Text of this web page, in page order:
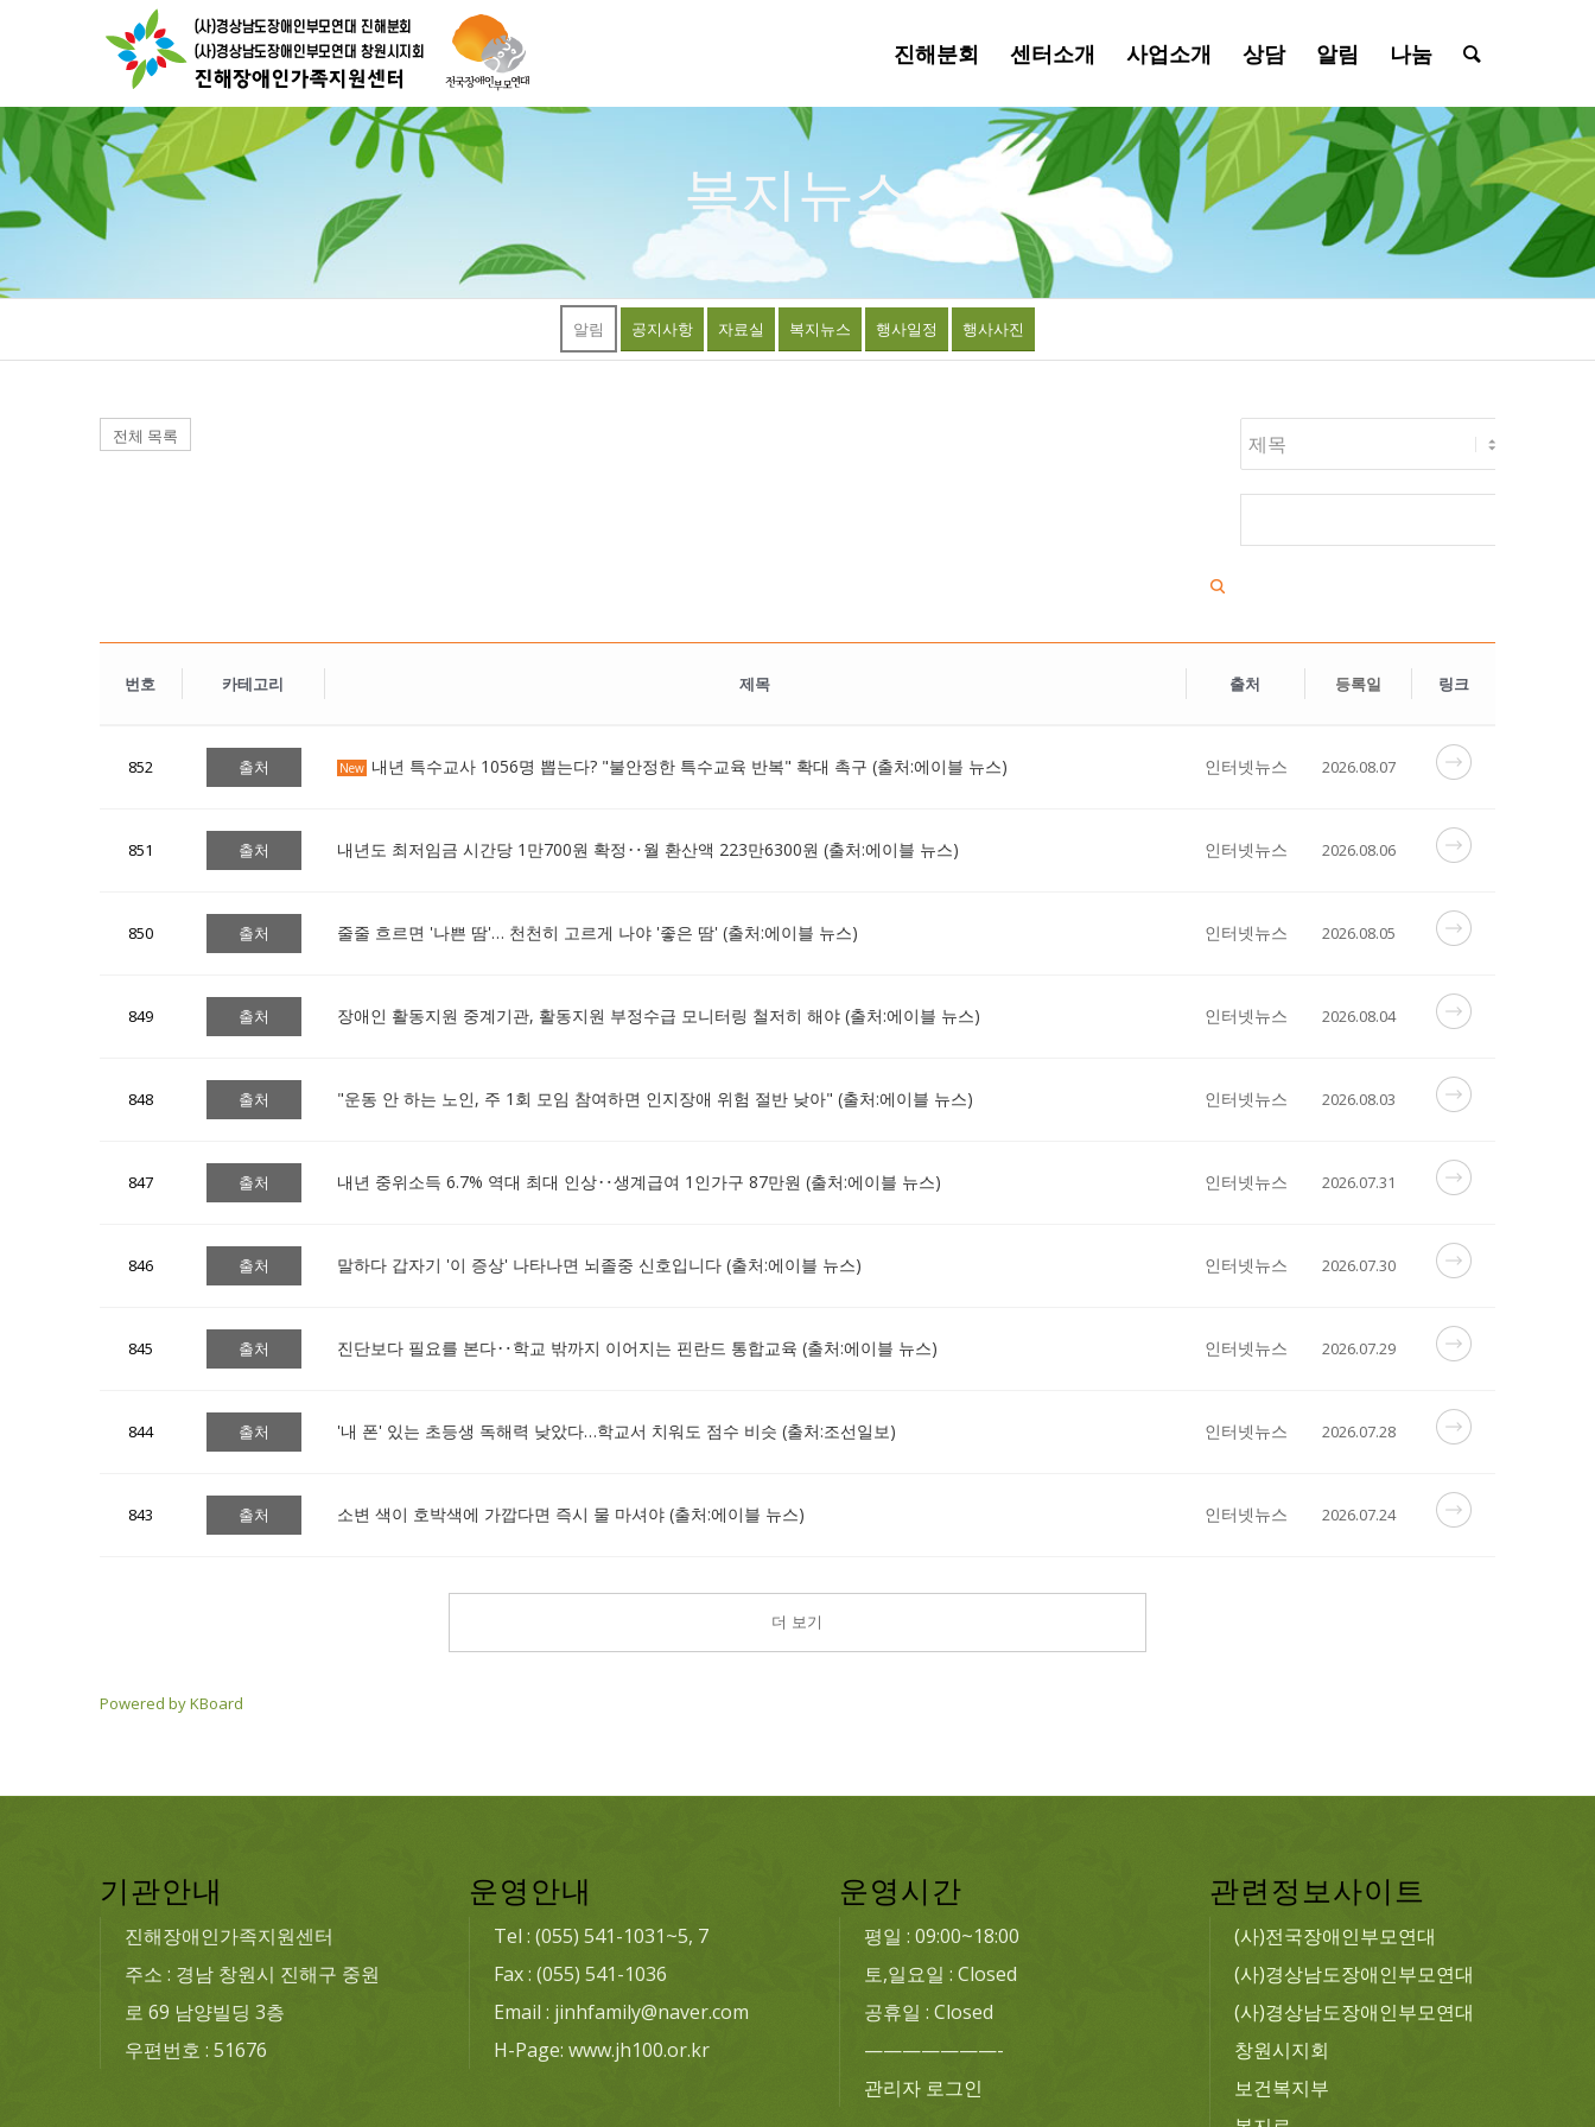
진해분회 센터소개 사업소개 상담 알림 나눔
복지뉴스
알림 공지사항 자료실 복지뉴스 행사일정 행사사진
전체 목록
번호 카테고리 제목 출처 등록일 링크
852 출처 New내년 특수교사 1056명 뽑는다? "불안정한 특수교육 반복" 확대 촉구 (출처:에이블 뉴스) 인터넷뉴스 2026.08.07
851 출처 내년도 최저임금 시간당 1만700원 확정‥월 환산액 223만6300원 (출처:에이블 뉴스) 인터넷뉴스 2026.08.06
850 출처 줄줄 흐르면 '나쁜 땀'… 천천히 고르게 나야 '좋은 땀' (출처:에이블 뉴스) 인터넷뉴스 2026.08.05
849 출처 장애인 활동지원 중계기관, 활동지원 부정수급 모니터링 철저히 해야 (출처:에이블 뉴스) 인터넷뉴스 2026.08.04
848 출처 "운동 안 하는 노인, 주 1회 모임 참여하면 인지장애 위험 절반 낮아" (출처:에이블 뉴스) 인터넷뉴스 2026.08.03
847 출처 내년 중위소득 6.7% 역대 최대 인상‥생계급여 1인가구 87만원 (출처:에이블 뉴스) 인터넷뉴스 2026.07.31
846 출처 말하다 갑자기 '이 증상' 나타나면 뇌졸중 신호입니다 (출처:에이블 뉴스) 인터넷뉴스 2026.07.30
845 출처 진단보다 필요를 본다‥학교 밖까지 이어지는 핀란드 통합교육 (출처:에이블 뉴스) 인터넷뉴스 2026.07.29
844 출처 '내 폰' 있는 초등생 독해력 낮았다…학교서 치워도 점수 비슷 (출처:조선일보) 인터넷뉴스 2026.07.28
843 출처 소변 색이 호박색에 가깝다면 즉시 물 마셔야 (출처:에이블 뉴스) 인터넷뉴스 2026.07.24
더 보기
Powered by KBoard
기관안내
진해장애인가족지원센터
주소 : 경남 창원시 진해구 중원
로 69 남양빌딩 3층
우편번호 : 51676
운영안내
Tel : (055) 541-1031~5, 7
Fax : (055) 541-1036
Email : jinhfamily@naver.com
H-Page: www.jh100.or.kr
운영시간
평일 : 09:00~18:00
토,일요일 : Closed
공휴일 : Closed
———————-
관리자 로그인
관련정보사이트
(사)전국장애인부모연대
(사)경상남도장애인부모연대
(사)경상남도장애인부모연대
창원시지회
보건복지부